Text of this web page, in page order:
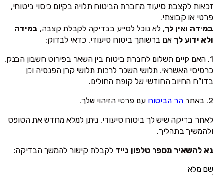
זכאות לקצבת סיעוד מחברת הביטוח תלויה בקיום כיסוי ביטוחי,
פרטי או קבוצתי.
במידה ואין לך, לא נוכל לסייע בבדיקה לקבלת קצבה, במידה
ולא ידוע לך אם ברשותך ביטוח סיעודי, כדאי לבדוק:
1. האם קיים תשלום לחברת ביטוח בין השאר בפירוט חשבון הבנק,
כרטיסי האשראי, תלושי השכר לרבות תלושי קרן הפנסיה וכן
בדו”ח החיוב החודשי של קופת החולים.
2. באתר
הר הביטוח עם פרטי הזיהוי שלך.
לאחר בדיקה שיש לך ביטוח סיעודי, ניתן למלא מחדש את הטופס
ולהמשיך בתהליך.
נא להשאיר מספר טלפון נייד לקבלת קישור להמשך הבדיקה:
שם מלא